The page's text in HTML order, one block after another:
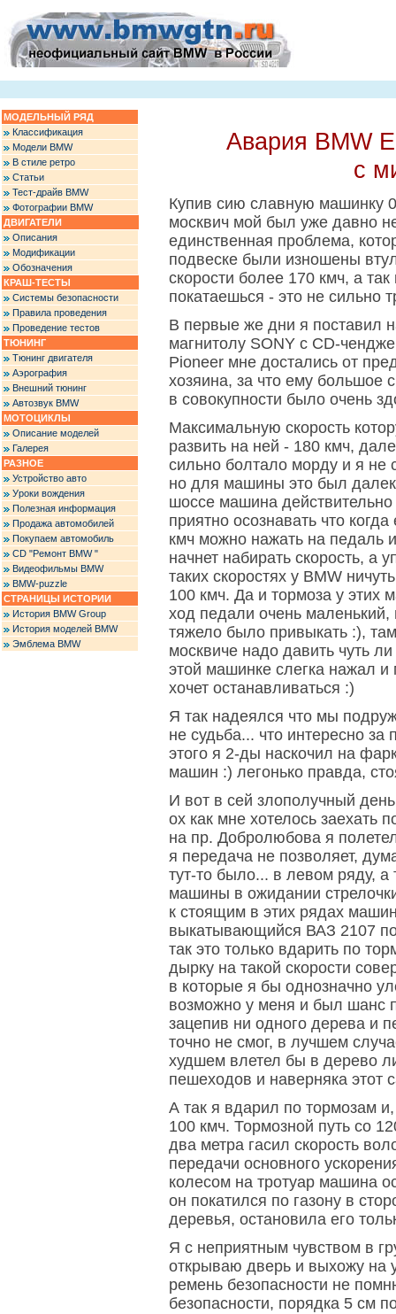
МОДЕЛЬНЫЙ РЯД
Классификация
Модели BMW
В стиле ретро
Статьи
Тест-драйв BMW
Фотографии BMW
ДВИГАТЕЛИ
Описания
Модификации
Обозначения
КРАШ-ТЕСТЫ
Системы безопасности
Правила проведения
Проведение тестов
ТЮНИНГ
Тюнинг двигателя
Аэрография
Внешний тюнинг
Автозвук BMW
МОТОЦИКЛЫ
Описание моделей
Галерея
РАЗНОЕ
Устройство авто
Уроки вождения
Полезная информация
Продажа автомобилей
Покупаем автомобиль
CD "Ремонт BMW "
Видеофильмы BMW
BMW-puzzle
СТРАНИЦЫ ИСТОРИИ
История BMW Group
История моделей BMW
Эмблема BMW
Авария BMW
с
Купив сию славную машинку
москвич мой был уже давно
единственная проблема,
подвеске были изношены
скорости более 170 кмч, а
покатаешься - это не сильно
В первые же дни я поставил
магнитолу SONY с CD-
Pioneer мне достались от
хозяина, за что ему большое
в совокупности было очень
Максимальную скорость
развить на ней - 180 кмч,
сильно болтало морду и я не
но для машины это был
шоссе машина
приятно осознавать что
кмч можно нажать на педаль
начнет набирать скорость, а
таких скоростях у BMW
100 кмч. Да и тормоза у этих
ход педали очень
тяжело было привыкать :),
москвиче надо давить чуть
этой машинке слегка нажал
хочет останавливаться :)
Я так надеялся что мы
не судьба... что интересно за
этого я 2-ды наскочил на
машин :) легонько правда,
И вот в сей злополучный
ох как мне хотелось
на пр. Добролюбова я
я передача не позволяет,
тут-то было... в левом ряду, а
машины в ожидании
к стоящим в этих рядах
выкатывающийся ВАЗ 2107
так это только вдарить по
дырку на такой скорости
в которые я бы однозначно
возможно у меня и был шанс
зацепив ни одного дерева и
точно не смог, в лучшем
худшем влетел бы в дерево
пешеходов и наверняка этот
А так я вдарил по тормозам
100 кмч. Тормозной путь со
два метра гасил скорость
передачи основного
колесом на тротуар машина
он покатился по газону в
деревья, остановила его
Я с неприятным чувством в
открываю дверь и выхожу на
ремень безопасности не
безопасности, порядка 5 см